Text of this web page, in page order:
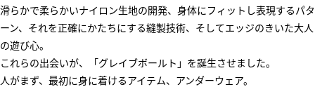
滑らかで柔らかいナイロン生地の開発、身体にフィットし表現するパタ
ーン、それを正確にかたちにする縫製技術、そしてエッジのきいた大人
の遊び心。
これらの出会いが、「グレイブボールト」を誕生させました。
人がまず、最初に身に着けるアイテム、アンダーウェア。